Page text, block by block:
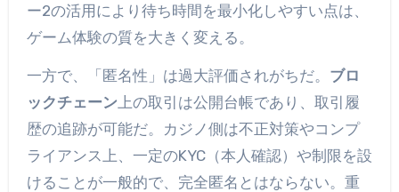
ー2の活用により待ち時間を最小化しやすい点は、
ゲーム体験の質を大きく変える。
一方で、「匿名性」は過大評価されがちだ。 ブロ
ックチェーン上の取引は公開台帳であり、取引履
歴の追跡が可能だ。カジノ側は不正対策やコンプ
ライアンス上、一定のKYC（本人確認）や制限を設
けることが一般的で、完全匿名とはならない。重